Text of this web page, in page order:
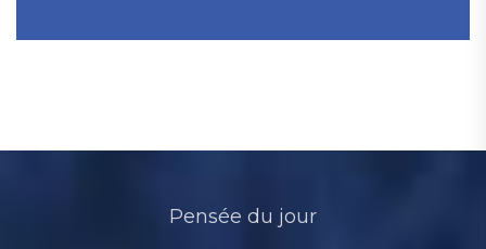
Pensée du jour